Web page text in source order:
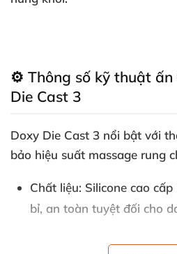
⚙️ Thông số kỹ thuật ấn
Die Cast 3
Doxy Die Cast 3 nổi bật với
bảo hiệu suất massage rung
Chất liệu: Silicone cao
bỉ, an toàn tuyệt đối cho
: Xanh lá tươi